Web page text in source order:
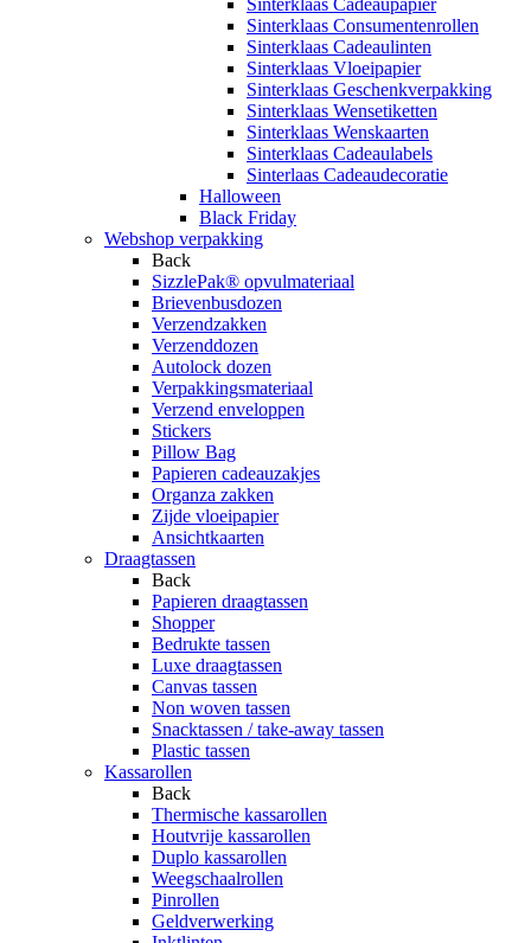
Sinterklaas Cadeaupapier
Sinterklaas Consumentenrollen
Sinterklaas Cadeaulinten
Sinterklaas Vloeipapier
Sinterklaas Geschenkverpakking
Sinterklaas Wensetiketten
Sinterklaas Wenskaarten
Sinterklaas Cadeaulabels
Sinterlaas Cadeaudecoratie
Halloween
Black Friday
Webshop verpakking
Back
SizzlePak® opvulmateriaal
Brievenbusdozen
Verzendzakken
Verzenddozen
Autolock dozen
Verpakkingsmateriaal
Verzend enveloppen
Stickers
Pillow Bag
Papieren cadeauzakjes
Organza zakken
Zijde vloeipapier
Ansichtkaarten
Draagtassen
Back
Papieren draagtassen
Shopper
Bedrukte tassen
Luxe draagtassen
Canvas tassen
Non woven tassen
Snacktassen / take-away tassen
Plastic tassen
Kassarollen
Back
Thermische kassarollen
Houtvrije kassarollen
Duplo kassarollen
Weegschaalrollen
Pinrollen
Geldverwerking